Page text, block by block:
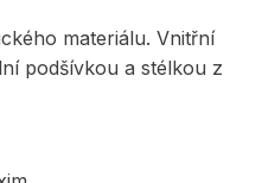
materiálu. Vnitřní
podšívkou a stélkou z